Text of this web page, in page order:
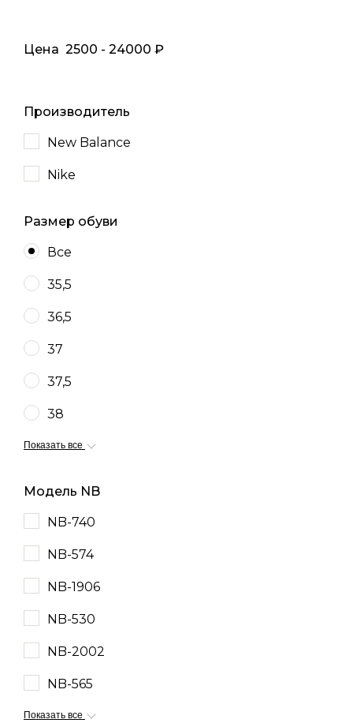
Цена 2500 - 24000 ₽
Производитель
New Balance
Nike
Размер обуви
Все
35,5
36,5
37
37,5
38
Показать все
Модель NB
NB-740
NB-574
NB-1906
NB-530
NB-2002
NB-565
Показать все